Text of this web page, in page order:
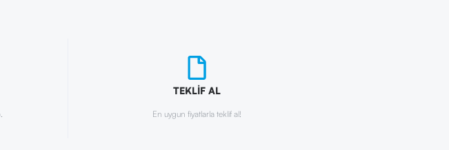
TEKLİF AL
En uygun fiyatlarla teklif al!